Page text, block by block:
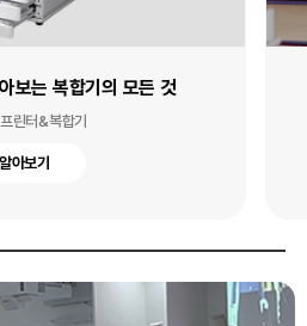
보는 복합기의 모든 것
린터&복합기
아보기